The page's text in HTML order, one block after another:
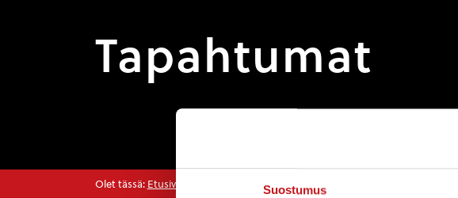
Suostumus
Tapahtumat
Olet tässä: Etusivu